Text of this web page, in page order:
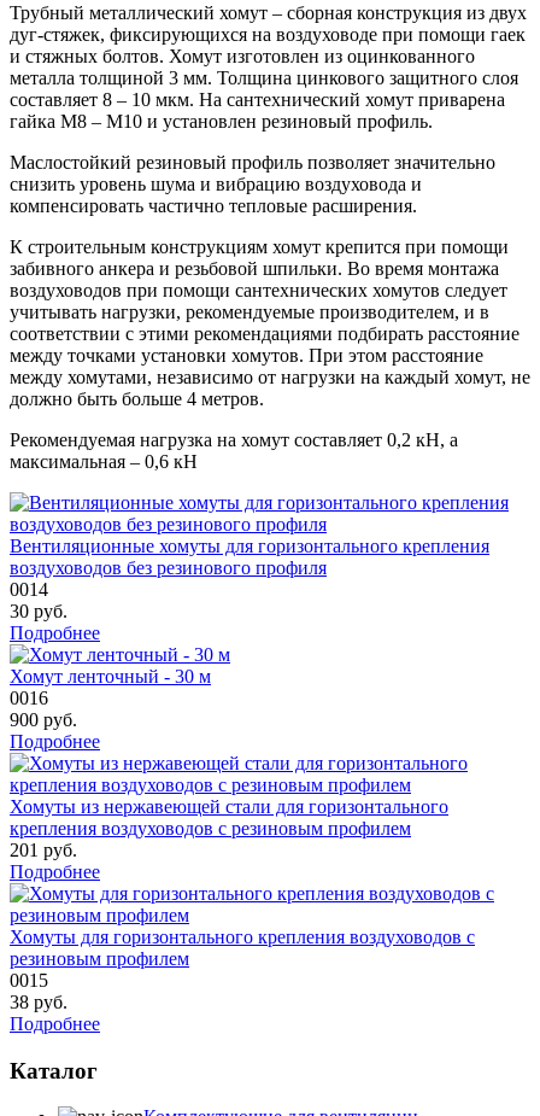
Трубный металлический хомут – сборная конструкция из двух
дуг-стяжек, фиксирующихся на воздуховоде при помощи гаек
и стяжных болтов. Хомут изготовлен из оцинкованного
металла толщиной 3 мм. Толщина цинкового защитного слоя
составляет 8 – 10 мкм. На сантехнический хомут приварена
гайка M8 – M10 и установлен резиновый профиль.
Маслостойкий резиновый профиль позволяет значительно
снизить уровень шума и вибрацию воздуховода и
компенсировать частично тепловые расширения.
К строительным конструкциям хомут крепится при помощи
забивного анкера и резьбовой шпильки. Во время монтажа
воздуховодов при помощи сантехнических хомутов следует
учитывать нагрузки, рекомендуемые производителем, и в
соответствии с этими рекомендациями подбирать расстояние
между точками установки хомутов. При этом расстояние
между хомутами, независимо от нагрузки на каждый хомут, не
должно быть больше 4 метров.
Рекомендуемая нагрузка на хомут составляет 0,2 кН, а
максимальная – 0,6 кН
Вентиляционные хомуты для горизонтального крепления
воздуховодов без резинового профиля
0014
30 руб.
Подробнее
Хомут ленточный - 30 м
0016
900 руб.
Подробнее
Хомуты из нержавеющей стали для горизонтального
крепления воздуховодов с резиновым профилем
201 руб.
Подробнее
Хомуты для горизонтального крепления воздуховодов с
резиновым профилем
0015
38 руб.
Подробнее
Каталог